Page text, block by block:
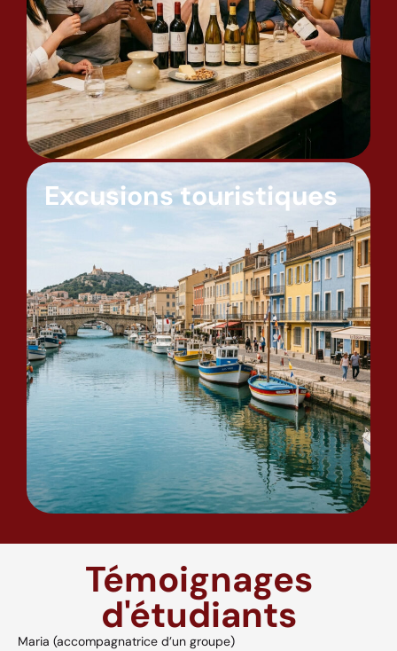
Excusions touristiques
Témoignages
d'étudiants
Maria (accompagnatrice d’un groupe)